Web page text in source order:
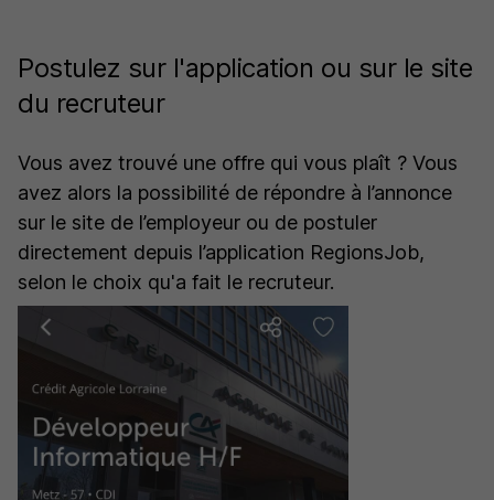
Postulez sur l'application ou sur le site
du recruteur
Vous avez trouvé une offre qui vous plaît ? Vous
avez alors la possibilité de répondre à l’annonce
sur le site de l’employeur ou de postuler
directement depuis l’application RegionsJob,
selon le choix qu'a fait le recruteur.